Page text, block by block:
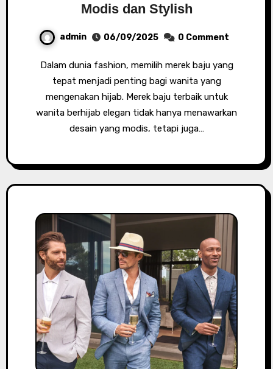
Modis dan Stylish
admin 06/09/2025 0 Comment
Dalam dunia fashion, memilih merek baju yang
tepat menjadi penting bagi wanita yang
mengenakan hijab. Merek baju terbaik untuk
wanita berhijab elegan tidak hanya menawarkan
desain yang modis, tetapi juga…